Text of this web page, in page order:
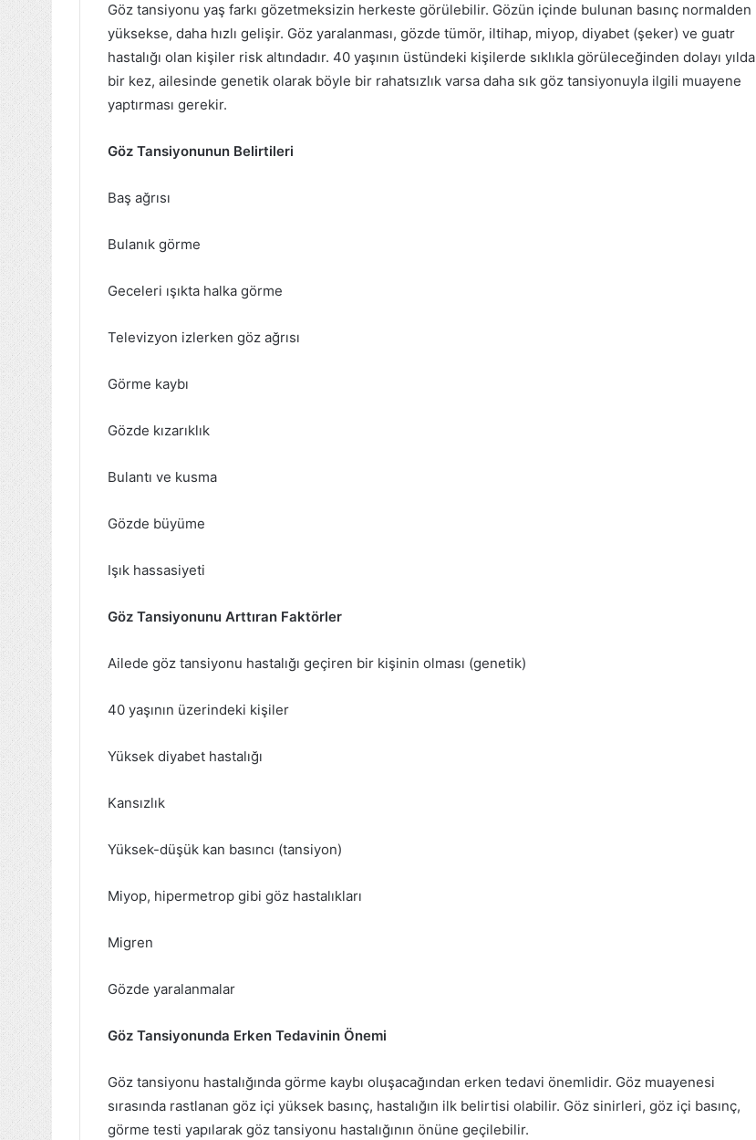
Göz tansiyonu yaş farkı gözetmeksizin herkeste görülebilir. Gözün içinde bulunan basınç normalden
yüksekse, daha hızlı gelişir. Göz yaralanması, gözde tümör, iltihap, miyop, diyabet (şeker) ve guatr
hastalığı olan kişiler risk altındadır. 40 yaşının üstündeki kişilerde sıklıkla görüleceğinden dolayı yılda
bir kez, ailesinde genetik olarak böyle bir rahatsızlık varsa daha sık göz tansiyonuyla ilgili muayene
yaptırması gerekir.
Göz Tansiyonunun Belirtileri
Baş ağrısı
Bulanık görme
Geceleri ışıkta halka görme
Televizyon izlerken göz ağrısı
Görme kaybı
Gözde kızarıklık
Bulantı ve kusma
Gözde büyüme
Işık hassasiyeti
Göz Tansiyonunu Arttıran Faktörler
Ailede göz tansiyonu hastalığı geçiren bir kişinin olması (genetik)
40 yaşının üzerindeki kişiler
Yüksek diyabet hastalığı
Kansızlık
Yüksek-düşük kan basıncı (tansiyon)
Miyop, hipermetrop gibi göz hastalıkları
Migren
Gözde yaralanmalar
Göz Tansiyonunda Erken Tedavinin Önemi
Göz tansiyonu hastalığında görme kaybı oluşacağından erken tedavi önemlidir. Göz muayenesi
sırasında rastlanan göz içi yüksek basınç, hastalığın ilk belirtisi olabilir. Göz sinirleri, göz içi basınç,
görme testi yapılarak göz tansiyonu hastalığının önüne geçilebilir.